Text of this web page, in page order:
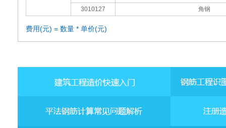
3010127
角钢
费用(元) = 数量 * 单价(元)